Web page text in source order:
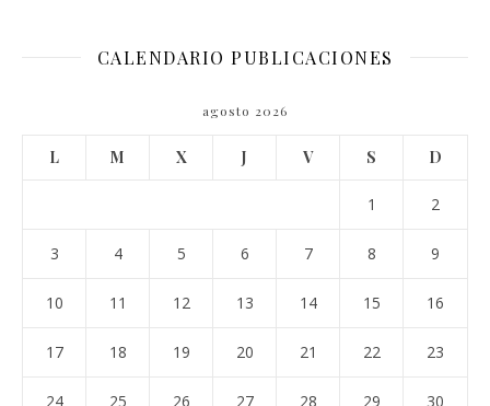
CALENDARIO PUBLICACIONES
agosto 2026
L M X J V S D
1 2
3 4 5 6 7 8 9
10 11 12 13 14 15 16
17 18 19 20 21 22 23
24 25 26 27 28 29 30